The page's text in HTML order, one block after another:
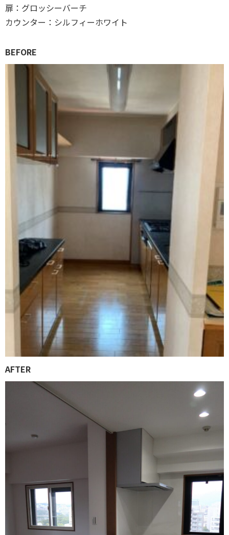
扉：グロッシーバーチ
カウンター：シルフィーホワイト
BEFORE
AFTER